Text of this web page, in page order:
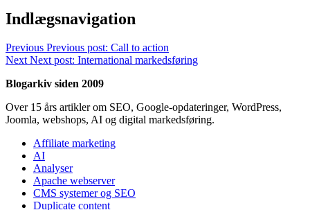
Indlægsnavigation
Previous Previous post: Call to action
Next Next post: International markedsføring
Blogarkiv siden 2009
Over 15 års artikler om SEO, Google-opdateringer, WordPress,
Joomla, webshops, AI og digital markedsføring.
Affiliate marketing
AI
Analyser
Apache webserver
CMS systemer og SEO
Duplicate content